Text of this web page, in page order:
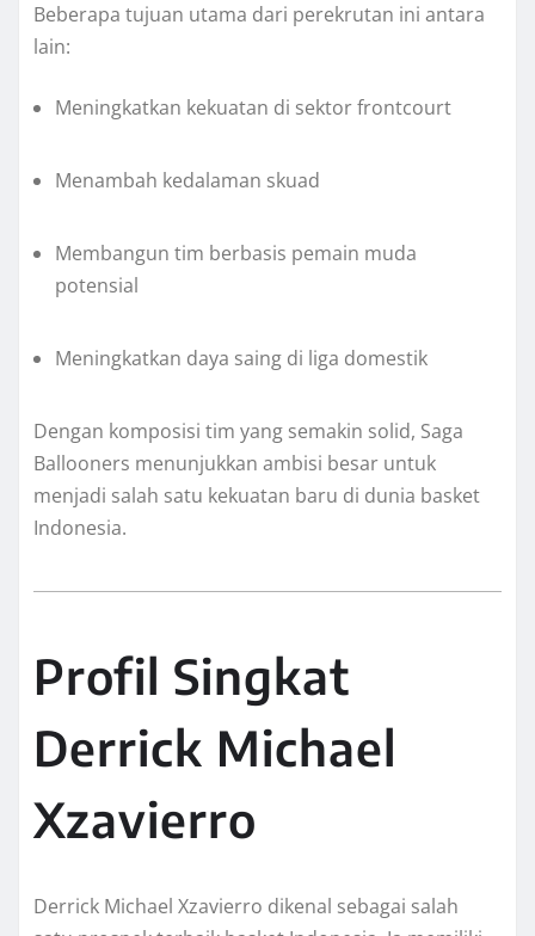
Beberapa tujuan utama dari perekrutan ini antara
lain:
Meningkatkan kekuatan di sektor frontcourt
Menambah kedalaman skuad
Membangun tim berbasis pemain muda
potensial
Meningkatkan daya saing di liga domestik
Dengan komposisi tim yang semakin solid, Saga
Ballooners menunjukkan ambisi besar untuk
menjadi salah satu kekuatan baru di dunia basket
Indonesia.
Profil Singkat
Derrick Michael
Xzavierro
Derrick Michael Xzavierro dikenal sebagai salah